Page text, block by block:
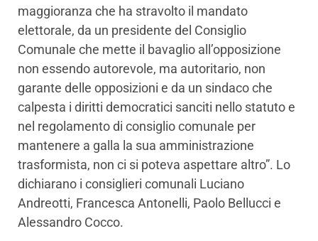
maggioranza che ha stravolto il mandato
elettorale, da un presidente del Consiglio
Comunale che mette il bavaglio all’opposizione
non essendo autorevole, ma autoritario, non
garante delle opposizioni e da un sindaco che
calpesta i diritti democratici sanciti nello statuto e
nel regolamento di consiglio comunale per
mantenere a galla la sua amministrazione
trasformista, non ci si poteva aspettare altro”. Lo
dichiarano i consiglieri comunali Luciano
Andreotti, Francesca Antonelli, Paolo Bellucci e
Alessandro Cocco.